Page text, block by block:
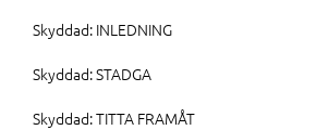
Skyddad: INLEDNING
Skyddad: STADGA
Skyddad: TITTA FRAMÅT